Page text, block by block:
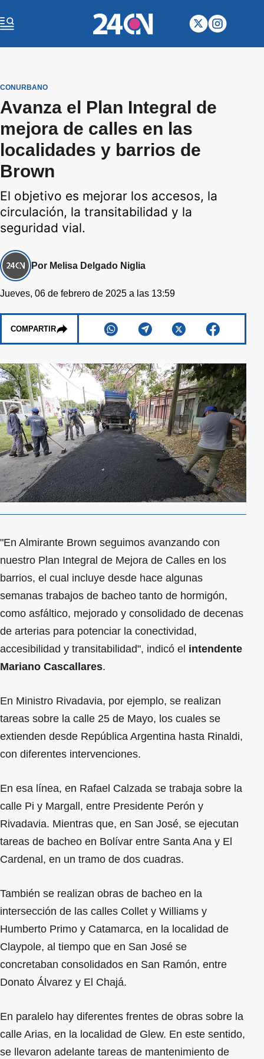
CONURBANO
Avanza el Plan Integral de
mejora de calles en las
localidades y barrios de
Brown
El objetivo es mejorar los accesos, la
circulación, la transitabilidad y la
seguridad vial.
Por Melisa Delgado Niglia
Jueves, 06 de febrero de 2025 a las 13:59
COMPARTIR
"En Almirante Brown seguimos avanzando con
nuestro Plan Integral de Mejora de Calles en los
barrios, el cual incluye desde hace algunas
semanas trabajos de bacheo tanto de hormigón,
como asfáltico, mejorado y consolidado de decenas
de arterias para potenciar la conectividad,
accesibilidad y transitabilidad", indicó el intendente
Mariano Cascallares.
En Ministro Rivadavia, por ejemplo, se realizan
tareas sobre la calle 25 de Mayo, los cuales se
extienden desde República Argentina hasta Rinaldi,
con diferentes intervenciones.
En esa línea, en Rafael Calzada se trabaja sobre la
calle Pi y Margall, entre Presidente Perón y
Rivadavia. Mientras que, en San José, se ejecutan
tareas de bacheo en Bolívar entre Santa Ana y El
Cardenal, en un tramo de dos cuadras.
También se realizan obras de bacheo en la
intersección de las calles Collet y Williams y
Humberto Primo y Catamarca, en la localidad de
Claypole, al tiempo que en San José se
concretaban consolidados en San Ramón, entre
Donato Álvarez y El Chajá.
En paralelo hay diferentes frentes de obras sobre la
calle Arias, en la localidad de Glew. En este sentido,
se llevaron adelante tareas de mantenimiento de